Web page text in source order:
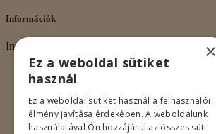
Információk
Információk
Rólunk
Adatkezelés
Vásárlási feltételek
Nagykereskedelem
Kapcsolat
×
Ez a weboldal sütiket
használ
Ez a weboldal sütiket használ a felhasználói
élmény javítása érdekében. A weboldalunk
használatával Ön hozzájárul az összes süti